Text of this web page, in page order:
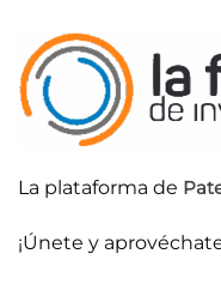
La plataforma de
¡Únete y